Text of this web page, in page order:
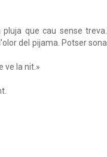
que cau sense treva.
del pijama. Potser sona
ve la nit.»